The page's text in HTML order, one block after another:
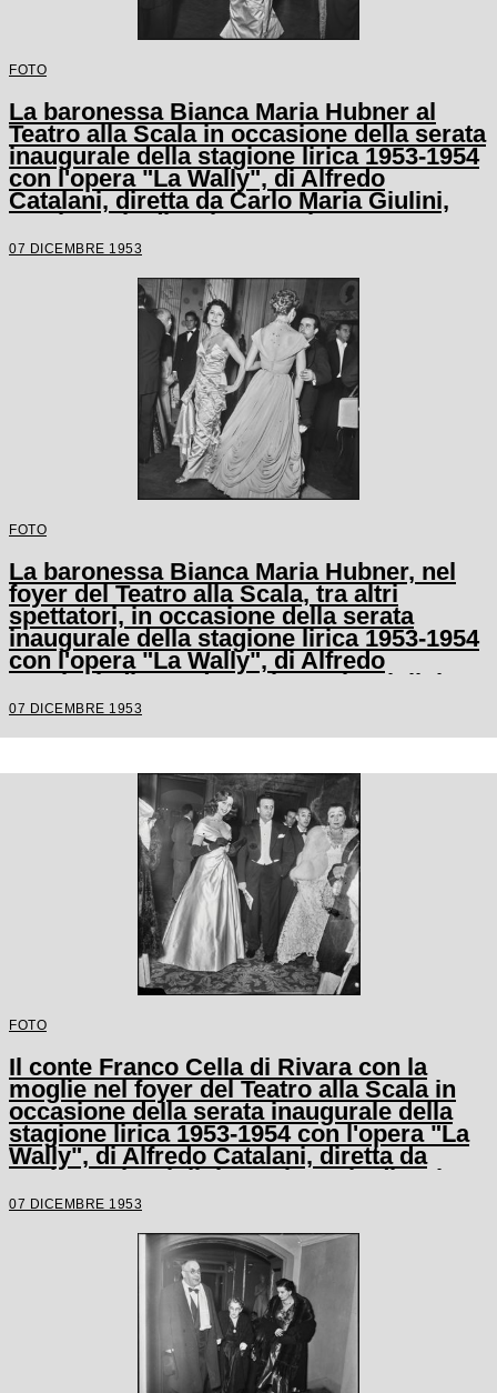
FOTO
La baronessa Bianca Maria Hubner al
Teatro alla Scala in occasione della serata
inaugurale della stagione lirica 1953-1954
con l'opera "La Wally", di Alfredo
Catalani, diretta da Carlo Maria Giulini,
con la regia di Tatiana Pavlova
07 DICEMBRE 1953
FOTO
La baronessa Bianca Maria Hubner, nel
foyer del Teatro alla Scala, tra altri
spettatori, in occasione della serata
inaugurale della stagione lirica 1953-1954
con l'opera "La Wally", di Alfredo
Catalani, diretta da Carlo Maria Giulini,
con la regia di Tatiana Pavlova
07 DICEMBRE 1953
FOTO
Il conte Franco Cella di Rivara con la
moglie nel foyer del Teatro alla Scala in
occasione della serata inaugurale della
stagione lirica 1953-1954 con l'opera "La
Wally", di Alfredo Catalani, diretta da
Carlo Maria Giulini, con la regia di Tatiana
Pavlova
07 DICEMBRE 1953